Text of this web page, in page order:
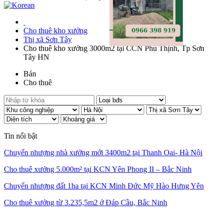
Cho thuê kho xưởng
Thị xã Sơn Tây
Cho thuê kho xưởng 3000m2 tại CCN Phú Thịnh, Tp Sơn
Tây HN
Bán
Cho thuê
Tin nổi bật
Chuyển nhượng nhà xưởng mới 3400m2 tại Thanh Oai- Hà Nội
Cho thuê xưởng 5.000m² tại KCN Yên Phong II – Bắc Ninh
Chuyển nhượng đất 1ha tại KCN Minh Đức Mỹ Hào Hưng Yên
Cho thuê xưởng từ 3.235,5m2 ở Đáp Cầu, Bắc Ninh